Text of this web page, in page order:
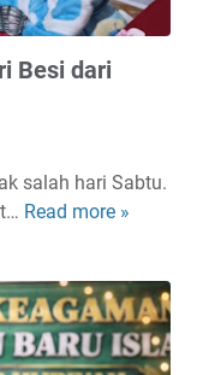
Besi dari
salah hari Sabtu.
Read more »
s
a
n